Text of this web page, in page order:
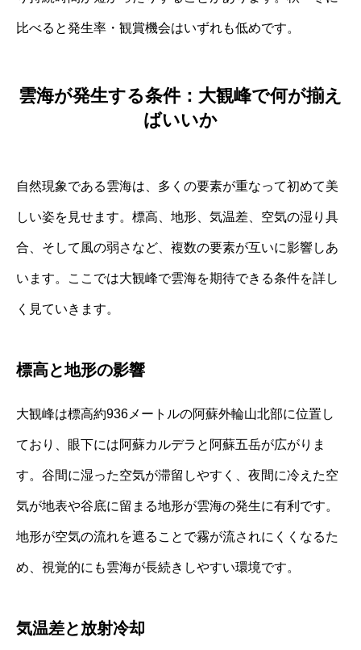
比べると発生率・観賞機会はいずれも低めです。
雲海が発生する条件：大観峰で何が揃え
ばいいか
自然現象である雲海は、多くの要素が重なって初めて美
しい姿を見せます。標高、地形、気温差、空気の湿り具
合、そして風の弱さなど、複数の要素が互いに影響しあ
います。ここでは大観峰で雲海を期待できる条件を詳し
く見ていきます。
標高と地形の影響
大観峰は標高約936メートルの阿蘇外輪山北部に位置し
ており、眼下には阿蘇カルデラと阿蘇五岳が広がりま
す。谷間に湿った空気が滞留しやすく、夜間に冷えた空
気が地表や谷底に留まる地形が雲海の発生に有利です。
地形が空気の流れを遮ることで霧が流されにくくなるた
め、視覚的にも雲海が長続きしやすい環境です。
気温差と放射冷却